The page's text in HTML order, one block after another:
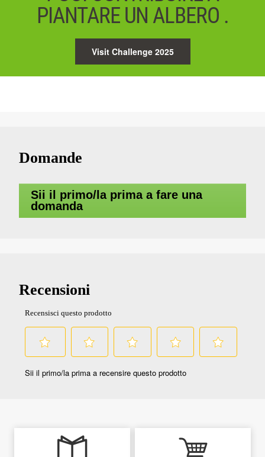
PIANTARE UN ALBERO .
Visit Challenge 2025
Domande
Sii il primo/la prima a fare una
domanda